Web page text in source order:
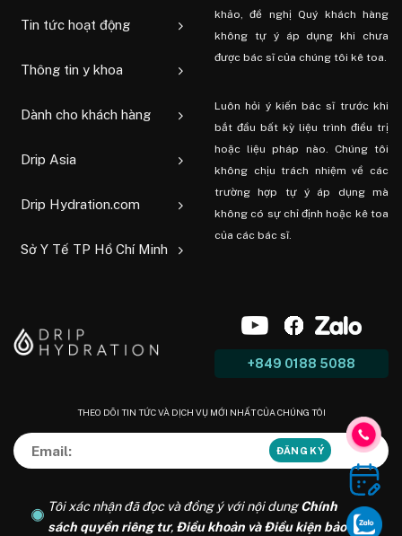
Tin tức hoạt động
Thông tin y khoa
Dành cho khách hàng
Drip Asia
Drip Hydration.com
Sở Y Tế TP Hồ Chí Minh
khảo, đề nghị Quý khách hàng
không tự ý áp dụng khi chưa
được bác sĩ của chúng tôi kê toa.
Luôn hỏi ý kiến ​​bác sĩ trước khi
bắt đầu bất kỳ liệu trình điều trị
hoặc liệu pháp nào. Chúng tôi
không chịu trách nhiệm về các
trường hợp tự ý áp dụng mà
không có sự chỉ định hoặc kê toa
của các bác sĩ.
+849 0188 5088
THEO DÕI TIN TỨC VÀ DỊCH VỤ MỚI NHẤT CỦA CHÚNG TÔI
Tôi xác nhận đã đọc và đồng ý với nội dungChính
sách quyền riêng tư, Điều khoản và Điều kiện bảo